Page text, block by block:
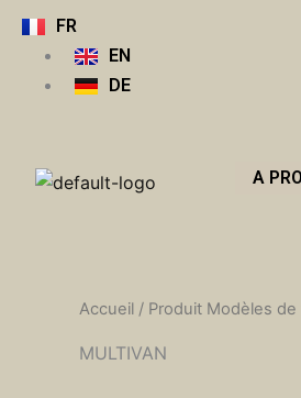
Aller
FR
EN
DE
A
Accueil / Produit Modèles de
MULTIVAN